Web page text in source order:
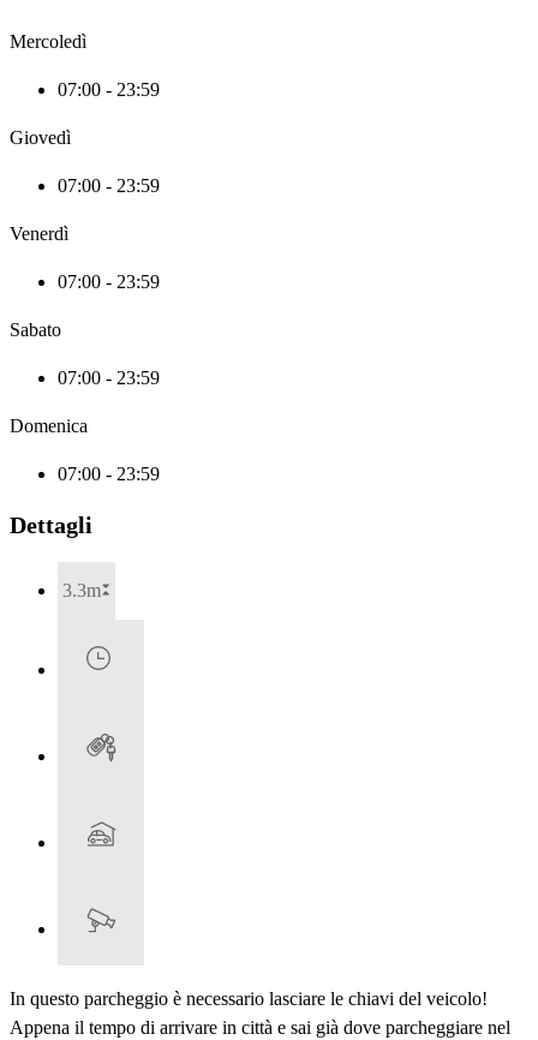
Mercoledì
07:00 - 23:59
Giovedì
07:00 - 23:59
Venerdì
07:00 - 23:59
Sabato
07:00 - 23:59
Domenica
07:00 - 23:59
Dettagli
3.3m
In questo parcheggio è necessario lasciare le chiavi del veicolo!
Appena il tempo di arrivare in città e sai già dove parcheggiare nel